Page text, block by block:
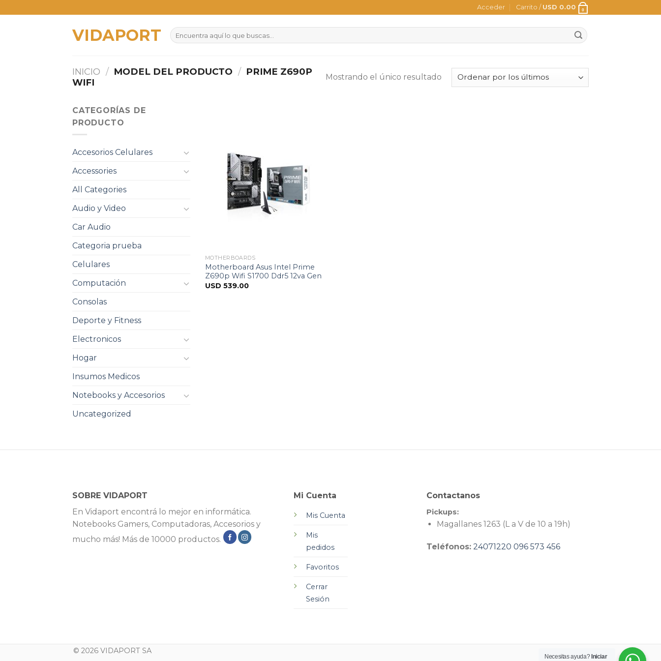
to
Acceder Carrito / USD 0.00 0
VIDAPORT
Buscar
por:
INICIO / MODEL DEL PRODUCTO / PRIME Z690P
WIFI
Mostrando el único resultado
CATEGORÍAS DE
PRODUCTO
Accesorios Celulares
Accessories
All Categories
Audio y Video
Car Audio
Categoria prueba
Celulares
Computación
Consolas
Deporte y Fitness
Electronicos
Hogar
Insumos Medicos
Notebooks y Accesorios
Uncategorized
MOTHERBOARDS
Motherboard Asus Intel Prime
Z690p Wifi S1700 Ddr5 12va Gen
USD 539.00
SOBRE VIDAPORT
En Vidaport encontrá lo mejor en informática.
Notebooks Gamers, Computadoras, Accesorios y
mucho más! Más de 10000 productos.
Mi Cuenta
Mis Cuenta
Mis
pedidos
Favoritos
Cerrar
Sesión
Contactanos
Pickups:
Magallanes 1263 (L a V de 10 a 19h)
Teléfonos: 24071220 096 573 456
© 2026 VIDAPORT SA
Necesitas ayuda? Iniciar